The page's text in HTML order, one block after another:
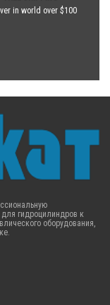
in world over $100
гидроцилиндров к
оборудования,